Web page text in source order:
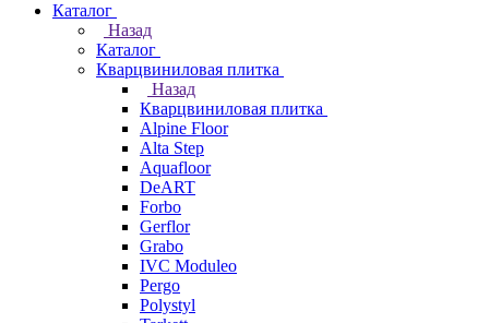
Каталог
Назад
Каталог
Кварцвиниловая плитка
Назад
Кварцвиниловая плитка
Alpine Floor
Alta Step
Aquafloor
DeART
Forbo
Gerflor
Grabo
IVC Moduleo
Pergo
Polystyl